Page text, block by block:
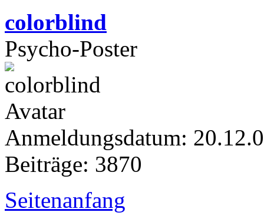
colorblind
Psycho-Poster
Anmeldungsdatum:
Beiträge: 3870
Seitenanfang